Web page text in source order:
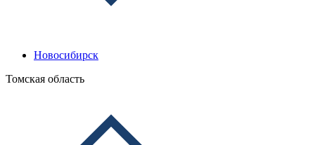
Новосибирск
Томская область